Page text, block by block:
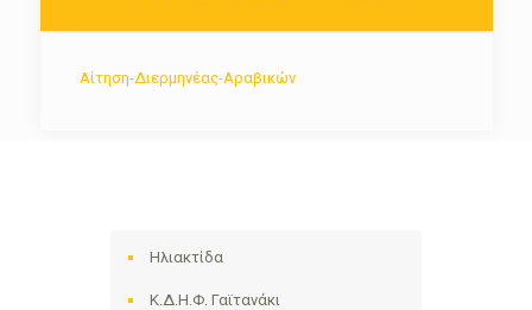
Αίτηση-Διερμηνέας-Αραβικών
Ηλιακτίδα
Κ.Δ.Η.Φ. Γαϊτανάκι